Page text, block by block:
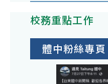
校務重點工作
體中粉絲專頁